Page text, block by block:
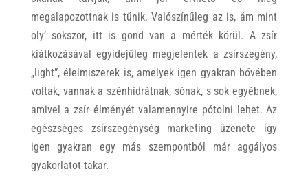
megalapozottnak is tűnik. Valószínűleg az is, ám mint
oly’ sokszor, itt is gond van a mérték körül. A zsír
kiátkozásával egyidejűleg megjelentek a zsírszegény,
„light”, élelmiszerek is, amelyek igen gyakran bővében
voltak, vannak a szénhidrátnak, sónak, s sok egyébnek,
amivel a zsír élményét valamennyire pótolni lehet. Az
egészséges zsírszegénység marketing üzenete így
igen gyakran egy más szempontból már aggályos
gyakorlatot takar.